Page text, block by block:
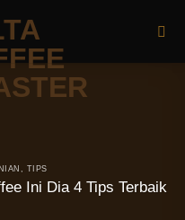
TIPS
Ini Dia 4 Tips Terbaik